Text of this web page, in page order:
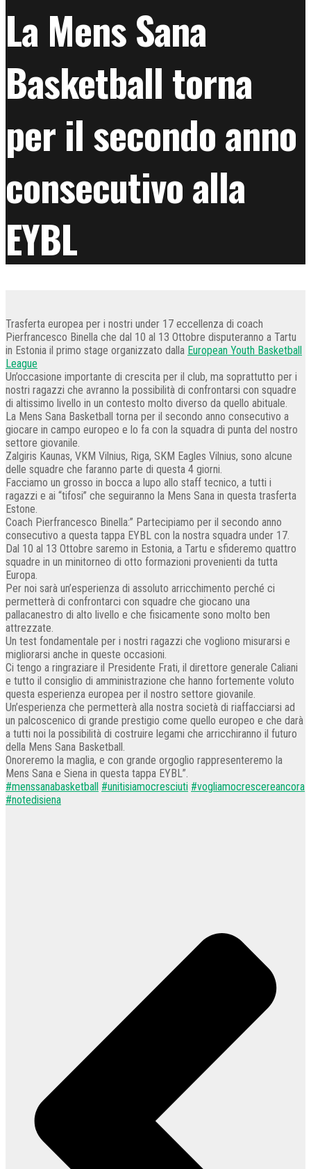
La Mens Sana
Basketball torna
per il secondo anno
consecutivo alla
EYBL
Trasferta europea per i nostri under 17 eccellenza di coach
Pierfrancesco Binella che dal 10 al 13 Ottobre disputeranno a Tartu
in Estonia il primo stage organizzato dalla European Youth Basketball
League
Un’occasione importante di crescita per il club, ma soprattutto per i
nostri ragazzi che avranno la possibilità di confrontarsi con squadre
di altissimo livello in un contesto molto diverso da quello abituale.
La Mens Sana Basketball torna per il secondo anno consecutivo a
giocare in campo europeo e lo fa con la squadra di punta del nostro
settore giovanile.
Zalgiris Kaunas, VKM Vilnius, Riga, SKM Eagles Vilnius, sono alcune
delle squadre che faranno parte di questa 4 giorni.
Facciamo un grosso in bocca a lupo allo staff tecnico, a tutti i
ragazzi e ai “tifosi” che seguiranno la Mens Sana in questa trasferta
Estone.
Coach Pierfrancesco Binella:” Partecipiamo per il secondo anno
consecutivo a questa tappa EYBL con la nostra squadra under 17.
Dal 10 al 13 Ottobre saremo in Estonia, a Tartu e sfideremo quattro
squadre in un minitorneo di otto formazioni provenienti da tutta
Europa.
Per noi sarà un’esperienza di assoluto arricchimento perché ci
permetterà di confrontarci con squadre che giocano una
pallacanestro di alto livello e che fisicamente sono molto ben
attrezzate.
Un test fondamentale per i nostri ragazzi che vogliono misurarsi e
migliorarsi anche in queste occasioni.
Ci tengo a ringraziare il Presidente Frati, il direttore generale Caliani
e tutto il consiglio di amministrazione che hanno fortemente voluto
questa esperienza europea per il nostro settore giovanile.
Un’esperienza che permetterà alla nostra società di riaffacciarsi ad
un palcoscenico di grande prestigio come quello europeo e che darà
a tutti noi la possibilità di costruire legami che arricchiranno il futuro
della Mens Sana Basketball.
Onoreremo la maglia, e con grande orgoglio rappresenteremo la
Mens Sana e Siena in questa tappa EYBL”.
#menssanabasketball #unitisiamocresciuti #vogliamocrescereancora
#notedisiena